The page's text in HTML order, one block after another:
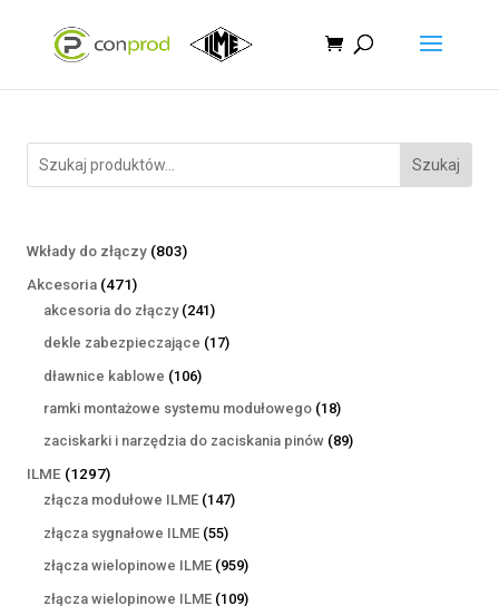
Szukaj
Wkłady do złączy 803803
Akcesoria 471471
produktów
akcesoria do złączy 241241
produktów
dekle zabezpieczające 1717
dławnice kablowe 106106
produktów
ramki montażowe systemu modułowego 1818
produktów
zaciskarki i narzędzia do zaciskania pinów 8989
ILME 12971297
produktów
złącza modułowe ILME 147147
złącza sygnałowe ILME 5555
produktów
złącza wielopinowe ILME 959959
produktów
złącza wielopinowe ILME 109109